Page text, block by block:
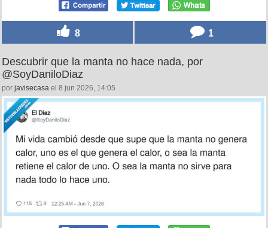
8 1
Descubrir que la manta no hace nada, por
@SoyDaniloDiaz
por javisecasa el 8 jun 2026, 14:05